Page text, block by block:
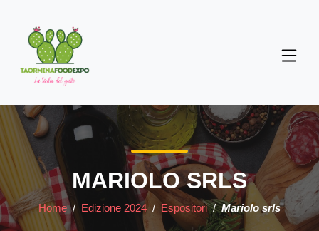
MARIOLO SRLS
Home / Edizione 2024 / Espositori / Mariolo srls